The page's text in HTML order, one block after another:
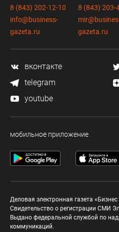
8 (843) 202-12-10
info@business-
gazeta.ru
8 (843) 203-
gazeta.ru
вконтакте
telegram
youtube
мобильное приложение
Деловая электронная газета
Свидетельство о регистрации СМИ
Выдано федеральной службой по
коммуникаций.